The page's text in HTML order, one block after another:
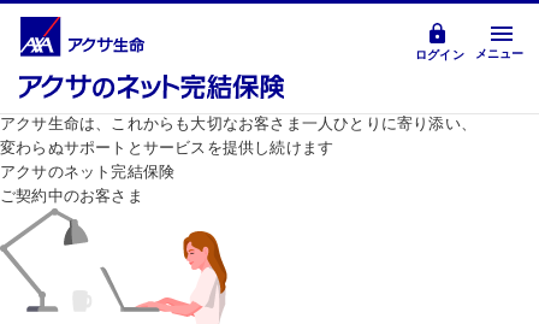
ログイン メニュー
アクサ生命は、これからも大切なお客さま一人ひとりに寄り添い、
変わらぬサポートとサービスを提供し続けます
アクサのネット完結保険
ご契約中のお客さま